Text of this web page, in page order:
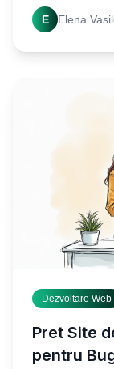
viziunea
E Elena
Dezvoltare Web
Pret Site
pentru